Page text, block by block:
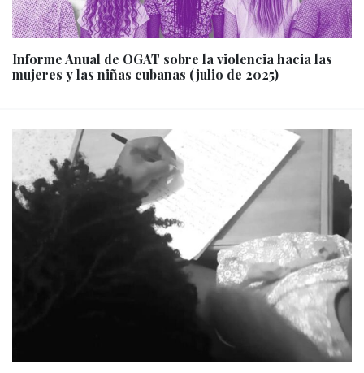
Informe Anual de OGAT sobre la violencia hacia las
mujeres y las niñas cubanas (julio de 2025)